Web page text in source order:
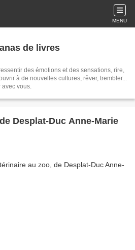
MENU
de livres
des émotions et des sensations, rire,
à de nouvelles cultures, rêver, trembler...
avec vous.
Desplat-Duc Anne-Marie